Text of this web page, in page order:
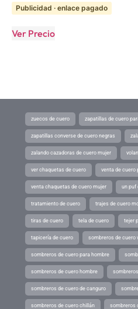
Publicidad · enlace pagado
Ver Precio
zuecos de cuero zapatillas de cuero
zapatillas converse de cuero negras
zalando cazadoras de cuero mujer
ver chaquetas de cuero venta de cuero
venta chaquetas de cuero mujer un puf
tratamiento de cuero trajes de cuero
tiras de cuero tela de cuero tejer
tapicería de cuero sombreros de cuero
sombreros de cuero para hombre
sombreros de cuero hombre
sombreros de cuero de canguro
sombreros de cuero chillán sombreros